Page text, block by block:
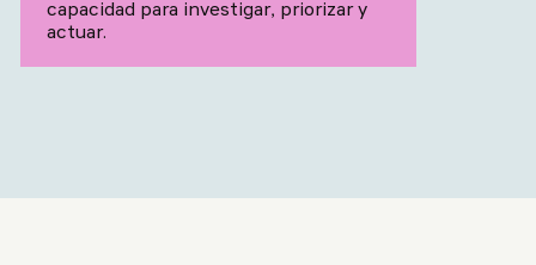
capacidad para investigar, priorizar y
actuar.